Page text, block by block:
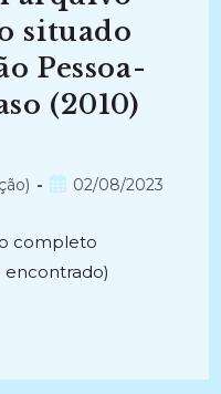
situado
Pessoa-
(2010)
Post02/08/2023
completo
encontrado)